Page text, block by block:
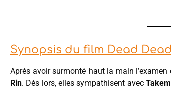
Synopsis du film Dead
Après avoir surmonté haut la main l’examen
Rin. Dès lors, elles sympathisent avec